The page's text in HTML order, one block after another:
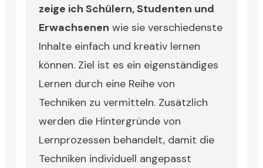
zeige ich Schülern, Studenten und
Erwachsenen wie sie verschiedenste
Inhalte einfach und kreativ lernen
können. Ziel ist es ein eigenständiges
Lernen durch eine Reihe von
Techniken zu vermitteln. Zusätzlich
werden die Hintergründe von
Lernprozessen behandelt, damit die
Techniken individuell angepasst